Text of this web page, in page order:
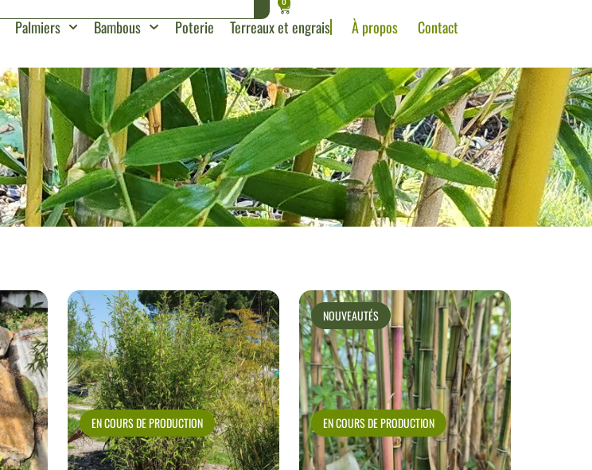
0
Palmiers Bambous Poterie Terreaux et engrais À propos Contact
EN COURS DE PRODUCTION
NOUVEAUTÉS
EN COURS DE PRODUCTION